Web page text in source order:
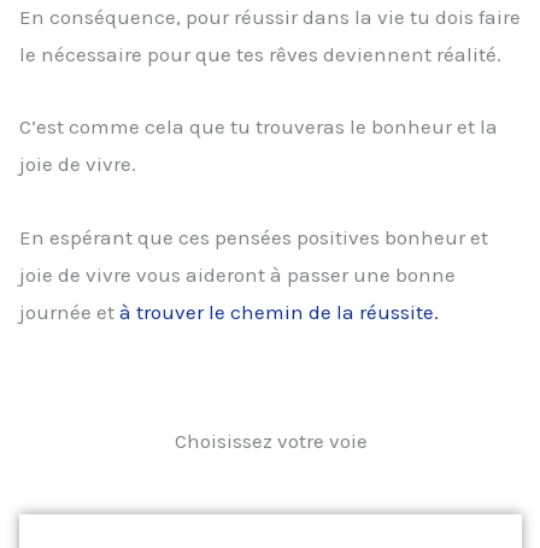
En conséquence, pour réussir dans la vie tu dois faire
le nécessaire pour que tes rêves deviennent réalité.
C’est comme cela que tu trouveras le bonheur et la
joie de vivre.
En espérant que ces pensées positives bonheur et
joie de vivre vous aideront à passer une bonne
journée et à trouver le chemin de la réussite.
Choisissez votre voie